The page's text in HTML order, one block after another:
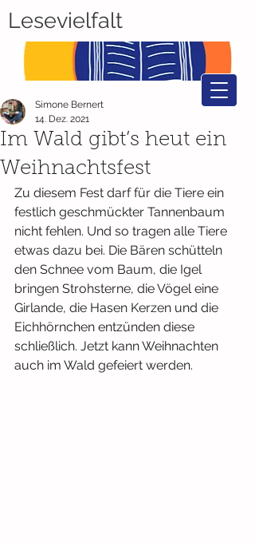
Lesevielfalt
Im Wald gibt’s heut ein
Weihnachtsfest
Simone Bernert
14. Dez. 2021
Zu diesem Fest darf für die Tiere ein
festlich geschmückter Tannenbaum
nicht fehlen. Und so tragen alle Tiere
etwas dazu bei. Die Bären schütteln
den Schnee vom Baum, die Igel
bringen Strohsterne, die Vögel eine
Girlande, die Hasen Kerzen und die
Eichhörnchen entzünden diese
schließlich. Jetzt kann Weihnachten
auch im Wald gefeiert werden.